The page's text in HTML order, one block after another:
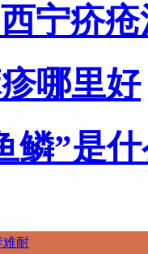
宁疥
哪里好
鳞”是
难耐